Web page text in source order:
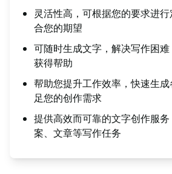
灵活性高，可根据您的要求进
合您的期望
可随时生成文字，解决写作困
获得帮助
帮助您提升工作效率，快速生
足您的创作需求
提供高效而可靠的文字创作服
案、文章等写作任务